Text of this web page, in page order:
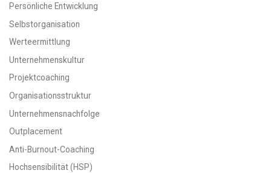
Persönliche Entwicklung
Selbstorganisation
Werteermittlung
Unternehmenskultur
Projektcoaching
Organisationsstruktur
Unternehmensnachfolge
Outplacement
Anti-Burnout-Coaching
Hochsensibilität (HSP)